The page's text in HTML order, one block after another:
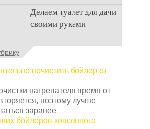
Когда люди долгое
время прибывают на
дачном участке, то им
подстраивать все
Делаем туалет для дачи
своими руками
Туалеты для дачи – это
начинается
дачного участка,
частного
почистить бойлер от
нагревателя время от
поэтому лучше
заранее
бойлеров ковсенного